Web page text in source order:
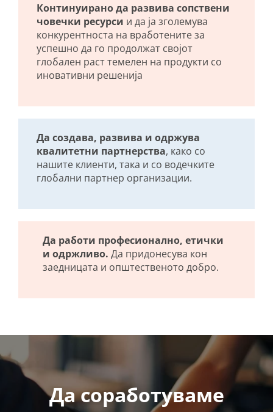
Континуирано да развива сопствени
човечки ресурси и да ја зголемува
конкурентноста на вработените за
успешно да го продолжат својот
глобален раст темелен на продукти со
иновативни решенија
Да создава, развива и одржува
квалитетни партнерства, како со
нашите клиенти, така и со водечките
глобални партнер организации.
Да работи професионално, етички
и одржливо. Да придонесува кон
заедницата и општественото добро.
Да соработуваме